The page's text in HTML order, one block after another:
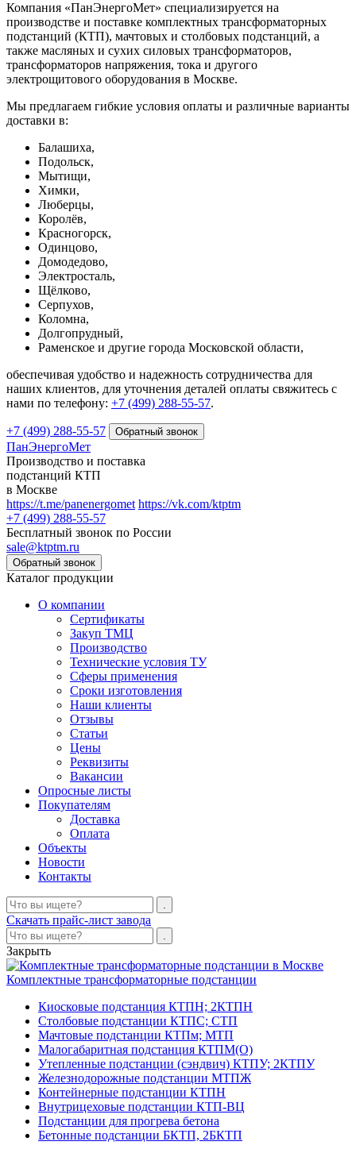
Компания «ПанЭнергоМет» специализируется на
производстве и поставке комплектных трансформаторных
подстанций (КТП), мачтовых и столбовых подстанций, а
также масляных и сухих силовых трансформаторов,
трансформаторов напряжения, тока и другого
электрощитового оборудования в Москве.
Мы предлагаем гибкие условия оплаты и различные варианты
доставки в:
Балашиха,
Подольск,
Мытищи,
Химки,
Люберцы,
Королёв,
Красногорск,
Одинцово,
Домодедово,
Электросталь,
Щёлково,
Серпухов,
Коломна,
Долгопрудный,
Раменское и другие города Московской области,
обеспечивая удобство и надежность сотрудничества для
наших клиентов, для уточнения деталей оплаты свяжитесь с
нами по телефону: +7 (499) 288-55-57.
+7 (499) 288-55-57
ПанЭнергоМет
Производство и поставка
подстанций КТП
в Москве
https://t.me/panenergomet https://vk.com/ktptm
+7 (499) 288-55-57
Бесплатный звонок по России
sale@ktptm.ru
Каталог продукции
О компании
Сертификаты
Закуп ТМЦ
Производство
Технические условия ТУ
Сферы применения
Сроки изготовления
Наши клиенты
Отзывы
Статьи
Цены
Реквизиты
Вакансии
Опросные листы
Покупателям
Доставка
Оплата
Объекты
Новости
Контакты
Скачать прайс-лист завода
Закрыть
Комплектные трансформаторные подстанции
Киосковые подстанция КТПН; 2КТПН
Столбовые подстанции КТПС; СТП
Мачтовые подстанции КТПм; МТП
Малогабаритная подстанция КТПМ(О)
Утепленные подстанции (сэндвич) КТПУ; 2КТПУ
Железнодорожные подстанции МТПЖ
Контейнерные подстанции КТПН
Внутрицеховые подстанции КТП-ВЦ
Подстанции для прогрева бетона
Бетонные подстанции БКТП, 2БКТП